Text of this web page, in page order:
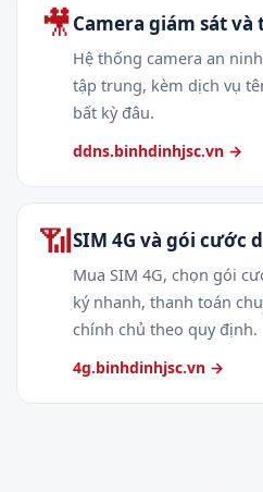
🎥Camera giám sát
Hệ thống camera an
tập trung, kèm dịch vụ
bất kỳ đâu.
ddns.binhdinhjsc.vn →
📶SIM 4G và gói cước
Mua SIM 4G, chọn gói
ký nhanh, thanh toán
chính chủ theo quy định.
4g.binhdinhjsc.vn →